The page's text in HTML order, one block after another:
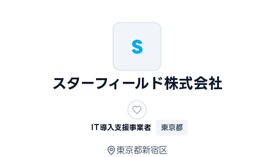
S
スターフィールド株式会社
IT導入支援事業者 東京都
東京都新宿区